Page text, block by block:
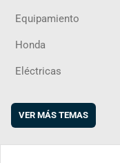
Equipamiento
Honda
Eléctricas
VER MÁS TEMAS